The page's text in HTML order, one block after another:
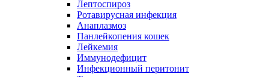
Лептоспироз
Ротавирусная инфекция
Анаплазмоз
Панлейкопения кошек
Лейкемия
Иммунодефицит
Инфекционный перитонит